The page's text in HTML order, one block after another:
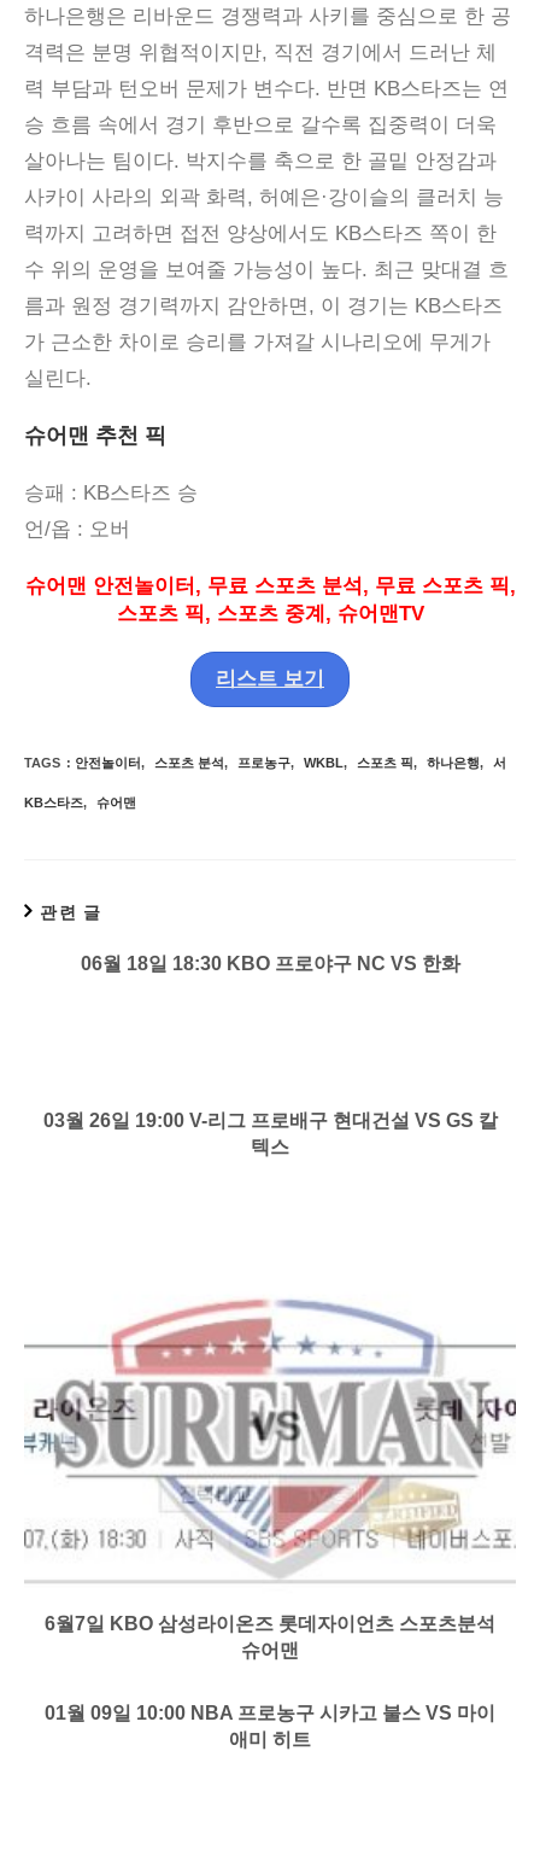
하나은행은 리바운드 경쟁력과 사키를 중심으로 한 공
격력은 분명 위협적이지만, 직전 경기에서 드러난 체
력 부담과 턴오버 문제가 변수다. 반면 KB스타즈는 연
승 흐름 속에서 경기 후반으로 갈수록 집중력이 더욱
살아나는 팀이다. 박지수를 축으로 한 골밑 안정감과
사카이 사라의 외곽 화력, 허예은·강이슬의 클러치 능
력까지 고려하면 접전 양상에서도 KB스타즈 쪽이 한
수 위의 운영을 보여줄 가능성이 높다. 최근 맞대결 흐
름과 원정 경기력까지 감안하면 , 이 경기는 KB스타즈
가 근소한 차이로 승리를 가져갈 시나리오에 무게가
실린다.
슈어맨 추천 픽
승패 : KB스타즈 승
언/옵 : 오버
슈어맨 안전놀이터 , 무료 스포츠 분석, 무료 스포츠 픽,
스포츠 픽, 스포츠 중계 , 슈어맨TV
리스트 보기
TAGS : 안전놀이터, 스포츠 분석, 프로농구, WKBL, 스포츠 픽, 하나은행, 서
KB스타즈, 슈어맨
관련 글
06월 18일 18:30 KBO 프로야구 NC VS 한화
03월 26일 19:00 V-리그 프로배구 현대건설 VS GS 칼
텍스
6월7일 KBO 삼성라이온즈 롯데자이언츠 스포츠분석
슈어맨
01월 09일 10:00 NBA 프로농구 시카고 불스 VS 마이
애미 히트